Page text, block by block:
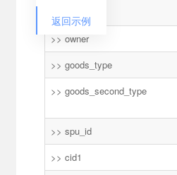
返回示例
>> owner
>> goods_type
>> goods_second_type
>> spu_id
>> cid1